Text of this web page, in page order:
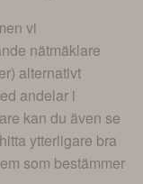
vi
nätmäklare
alternativt
andelar i
kan du även se
ytterligare bra
som bestämmer